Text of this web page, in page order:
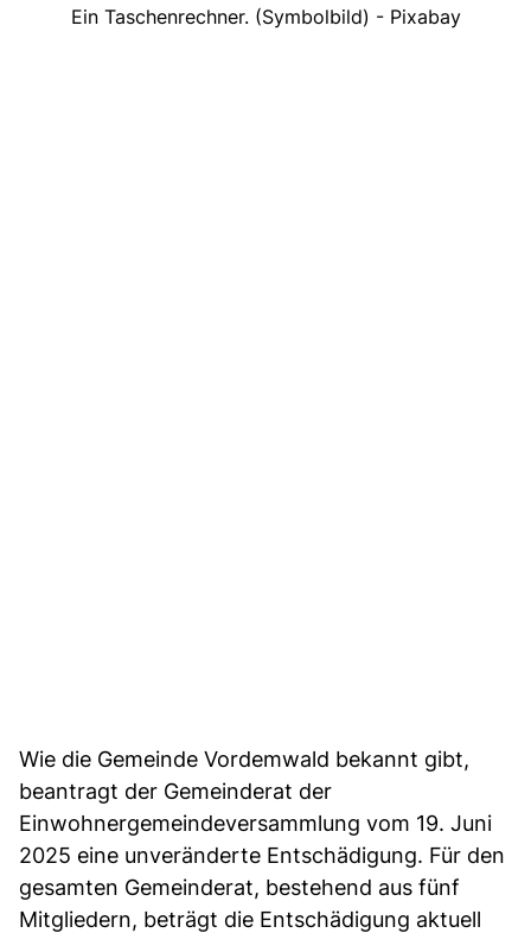
Ein Taschenrechner. (Symbolbild) - Pixabay
Wie die Gemeinde Vordemwald bekannt gibt,
beantragt der Gemeinderat der
Einwohnergemeindeversammlung vom 19. Juni
2025 eine unveränderte Entschädigung. Für den
gesamten Gemeinderat, bestehend aus fünf
Mitgliedern, beträgt die Entschädigung aktuell